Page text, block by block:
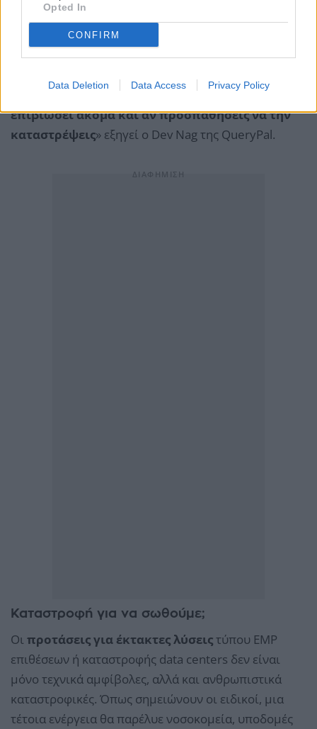
Opted In
CONFIRM
Data Deletion Data Access Privacy Policy
διακοπή αντιμετωπίσιμη από το ίδιο το σύστημα.
«Το internet σχεδιάστηκε για να αντέχει πυρηνικό
νοημοσύνη (superintelligent AI)
μπορεί να
επιβιώσει ακόμα και αν προσπαθήσεις να την
καταστρέψεις» εξηγεί ο Dev Nag της QueryPal.
Καταστροφή για να σωθούμε;
Οι προτάσεις για έκτακτες λύσειςτύπου EMP
επιθέσεων ή καταστροφής data centers δεν είναι
μόνο τεχνικά αμφίβολες, αλλά και ανθρωπιστικά
καταστροφικές. Όπως σημειώνουν οι ειδικοί, μια
τέτοια ενέργεια θα παρέλυε νοσοκομεία, υποδομές